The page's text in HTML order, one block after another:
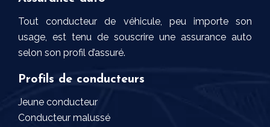
Tout conducteur de véhicule, peu importe son
usage, est tenu de souscrire une assurance auto
selon son profil d’assuré.
Profils de conducteurs
Jeune conducteur
Conducteur malussé